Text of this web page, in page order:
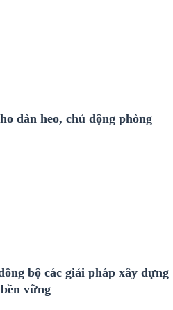
đàn heo, chủ động phòng
bộ các giải pháp xây dựng
vững